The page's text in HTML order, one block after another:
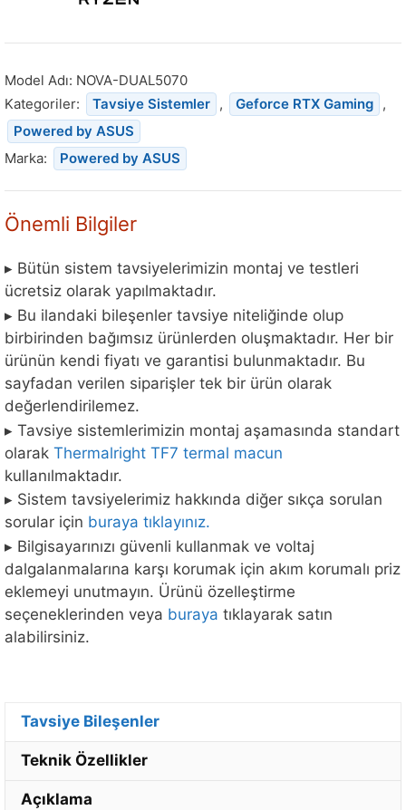
için
e-
posta
adresinizi
Model Adı: NOVA-DUAL5070
Kategoriler:
Tavsiye Sistemler , Geforce RTX Gaming ,
Powered by ASUS
Marka:
Powered by ASUS
Önemli Bilgiler
▸ Bütün sistem tavsiyelerimizin montaj ve testleri
ücretsiz olarak yapılmaktadır.
▸ Bu ilandaki bileşenler tavsiye niteliğinde olup
birbirinden bağımsız ürünlerden oluşmaktadır. Her bir
ürünün kendi fiyatı ve garantisi bulunmaktadır. Bu
sayfadan verilen siparişler tek bir ürün olarak
değerlendirilemez.
▸ Tavsiye sistemlerimizin montaj aşamasında standart
olarak Thermalright TF7 termal macun
kullanılmaktadır.
▸ Sistem tavsiyelerimiz hakkında diğer sıkça sorulan
sorular için buraya tıklayınız.
▸ Bilgisayarınızı güvenli kullanmak ve voltaj
dalgalanmalarına karşı korumak için akım korumalı priz
eklemeyi unutmayın. Ürünü özelleştirme
seçeneklerinden veya buraya tıklayarak satın
alabilirsiniz.
Tavsiye Bileşenler
Teknik Özellikler
Açıklama